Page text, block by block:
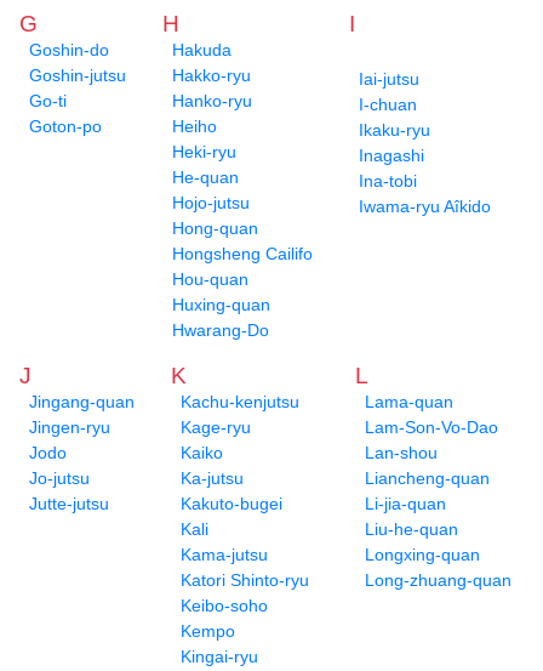
G
Goshin-do
Goshin-jutsu
Go-ti
Goton-po
H
Hakuda
Hakko-ryu
Hanko-ryu
Heiho
Heki-ryu
He-quan
Hojo-jutsu
Hong-quan
Hongsheng Cailifo
Hou-quan
Huxing-quan
Hwarang-Do
I
Iai-jutsu
I-chuan
Ikaku-ryu
Inagashi
Ina-tobi
Iwama-ryu Aîkido
J
Jingang-quan
Jingen-ryu
Jodo
Jo-jutsu
Jutte-jutsu
K
Kachu-kenjutsu
Kage-ryu
Kaiko
Ka-jutsu
Kakuto-bugei
Kali
Kama-jutsu
Katori Shinto-ryu
Keibo-soho
Kempo
Kingai-ryu
L
Lama-quan
Lam-Son-Vo-Dao
Lan-shou
Liancheng-quan
Li-jia-quan
Liu-he-quan
Longxing-quan
Long-zhuang-quan